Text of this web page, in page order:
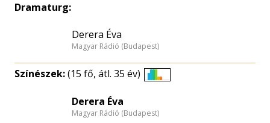
Dramaturg:
Derera Éva
Magyar Rádió (Budapest)
Színészek:(15 fő, átl. 35 év)
nagyítása
Derera Éva
Magyar Rádió (Budapest)